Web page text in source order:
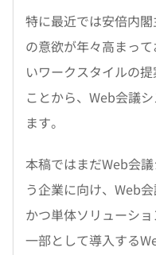
特に最近では安倍内
の意欲が年々高まって
いワークスタイルの
ことから、Web会議
ます。
本稿ではまだWeb会
う企業に向け、Web
かつ単体ソリューシ
一部として導入する